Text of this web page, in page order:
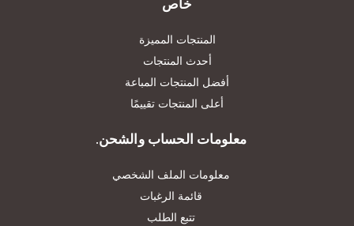
المنتجات المميزة
أحدث المنتجات
أفضل المنتجات المباعة
أعلى المنتجات تقييمًا
معلومات الحساب والشحن.
معلومات الملف الشخصي
قائمة الرغبات
تتبع الطلب